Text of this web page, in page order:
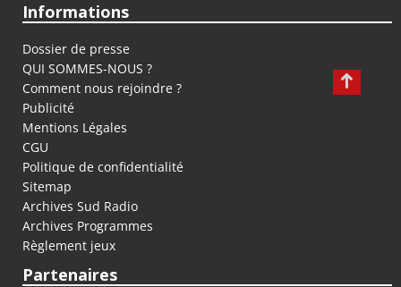
Informations
Dossier de presse
QUI SOMMES-NOUS ?
Comment nous rejoindre ?
Publicité
Mentions Légales
CGU
Politique de confidentialité
Sitemap
Archives Sud Radio
Archives Programmes
Règlement jeux
Partenaires